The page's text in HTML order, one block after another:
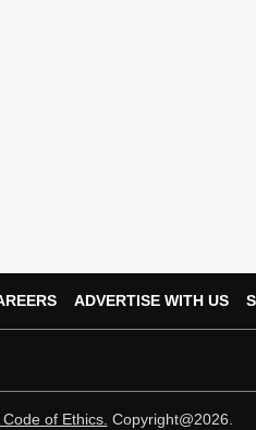
ADVERTISE WITH US
Code of Ethics. Copyright@2026.